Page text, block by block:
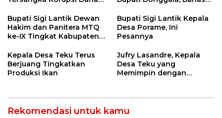
Bupati Sigi Lantik Dewan
Hakim dan Panitera MTQ
ke-IX Tingkat Kabupaten
Bupati Sigi Lantik Kepala
Desa Porame, Ini
Pesannya
Kepala Desa Teku Terus
Berjuang Tingkatkan
Produksi Ikan
Jufry Lasandre, Kepala
Desa Teku yang
Memimpin dengan
Rekomendasi untuk kamu